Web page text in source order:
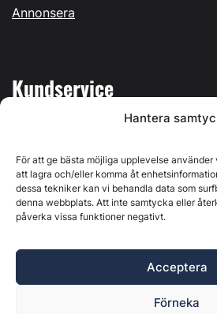
Hantera
För att ge bästa möjliga upplevelse
att lagra och/eller komma åt
dessa tekniker kan vi behandla data som
denna webbplats. Att inte samtycka eller
påverka vissa funktioner negativt.
Acceptera
Förneka
Annonsera
Kundservice
Kontakta oss
Östernäsvägen 1, 827 32 Ljusdal,
Ansvarig utgivare: Henrik Ekberg.
webbplats är upphovsrättsligt
Byggvärlden är en del av